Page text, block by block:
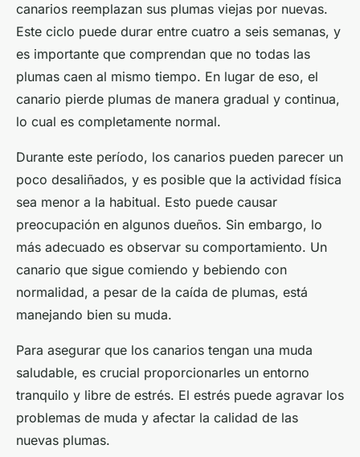
canarios reemplazan sus plumas viejas por nuevas.
Este ciclo puede durar entre cuatro a seis semanas, y
es importante que comprendan que no todas las
plumas caen al mismo tiempo. En lugar de eso, el
canario pierde plumas de manera gradual y continua,
lo cual es completamente normal.
Durante este período, los canarios pueden parecer un
poco desaliñados, y es posible que la actividad física
sea menor a la habitual. Esto puede causar
preocupación en algunos dueños. Sin embargo, lo
más adecuado es observar su comportamiento. Un
canario que sigue comiendo y bebiendo con
normalidad, a pesar de la caída de plumas, está
manejando bien su muda.
Para asegurar que los canarios tengan una muda
saludable, es crucial proporcionarles un entorno
tranquilo y libre de estrés. El estrés puede agravar los
problemas de muda y afectar la calidad de las
nuevas plumas.